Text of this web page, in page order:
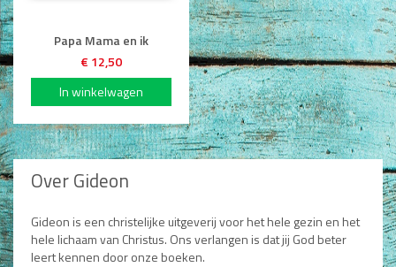
Papa Mama en ik
€ 12,50
Over Gideon
Gideon is een christelijke uitgeverij voor het hele gezin en het
hele lichaam van Christus. Ons verlangen is dat jij God beter
leert kennen door onze boeken.